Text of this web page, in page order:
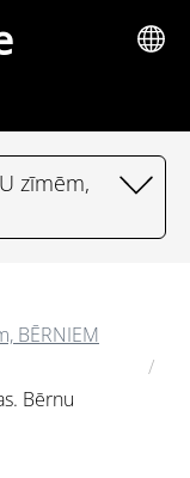
zīmēm,
BĒRNIEM
Bērnu